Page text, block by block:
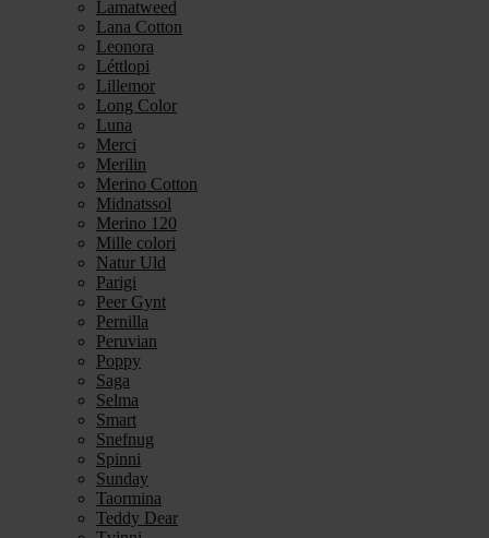
Lamatweed
Lana Cotton
Leonora
Léttlopi
Lillemor
Long Color
Luna
Merci
Merilin
Merino Cotton
Midnatssol
Merino 120
Mille colori
Natur Uld
Parigi
Peer Gynt
Pernilla
Peruvian
Poppy
Saga
Selma
Smart
Snefnug
Spinni
Sunday
Taormina
Teddy Dear